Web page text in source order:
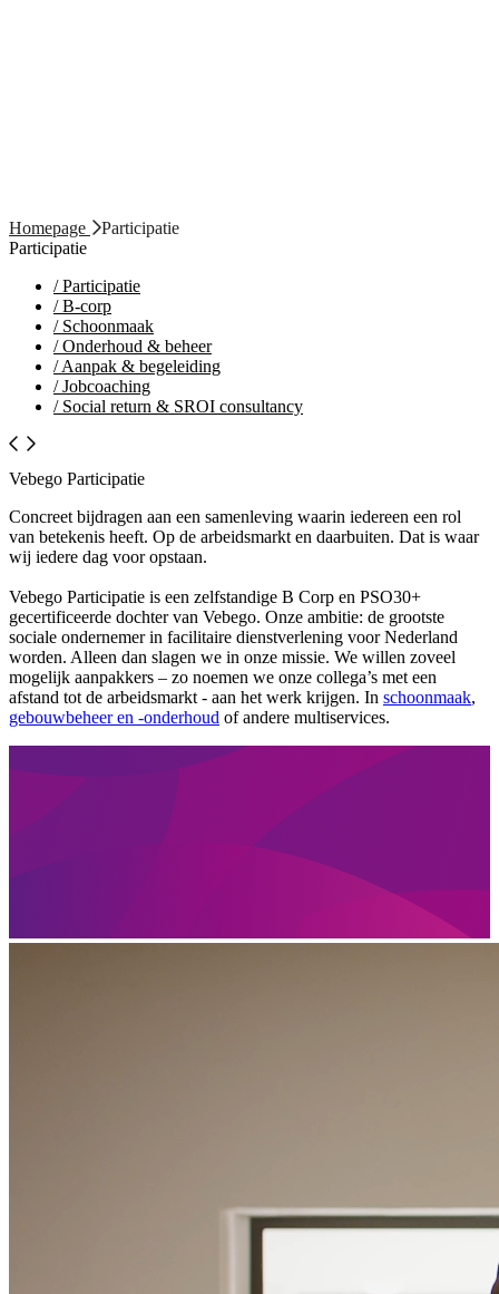
Homepage
Participatie
Participatie
/Participatie
/B-corp
/Schoonmaak
/Onderhoud & beheer
/Aanpak & begeleiding
/Jobcoaching
/Social return & SROI consultancy
Vebego Participatie
Concreet bijdragen aan een samenleving waarin iedereen een rol
van betekenis heeft. Op de arbeidsmarkt en daarbuiten. Dat is waar
wij iedere dag voor opstaan.
Vebego Participatie is een zelfstandige B Corp en PSO30+
gecertificeerde dochter van Vebego. Onze ambitie: de grootste
sociale ondernemer in facilitaire dienstverlening voor Nederland
worden. Alleen dan slagen we in onze missie. We willen zoveel
mogelijk aanpakkers – zo noemen we onze collega’s met een
afstand tot de arbeidsmarkt - aan het werk krijgen. In schoonmaak,
gebouwbeheer en -onderhoud of andere multiservices.